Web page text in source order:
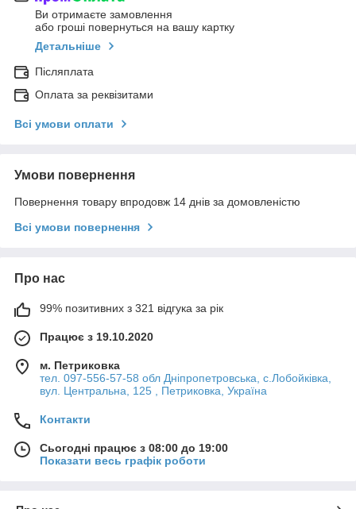
Ви отримаєте замовлення
або гроші повернуться на вашу картку
Детальніше
Післяплата
Оплата за реквізитами
Всі умови оплати
Умови повернення
Повернення товару впродовж 14 днів за домовленістю
Всі умови повернення
Про нас
99% позитивних з 321 відгука за рік
Працює з 19.10.2020
м. Петриковка
тел. 097-556-57-58 обл Дніпропетровська, с.Лобойківка,
вул. Центральна, 125 , Петриковка, Україна
Контакти
Сьогодні працює з 08:00 до 19:00
Показати весь графік роботи